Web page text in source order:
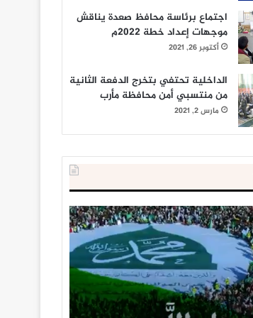
اجتماع برئاسة محافظ صعدة يناقش
موجهات إعداد خطة 2022م
أكتوبر 26, 2021
الداخلية تحتفي بتخرج الدفعة الثانية
من منتسبي أمن محافظة مأرب
مارس 2, 2021
الداخلية
المصرية
إحباط
‘مخطط
كبير’
للإخوان